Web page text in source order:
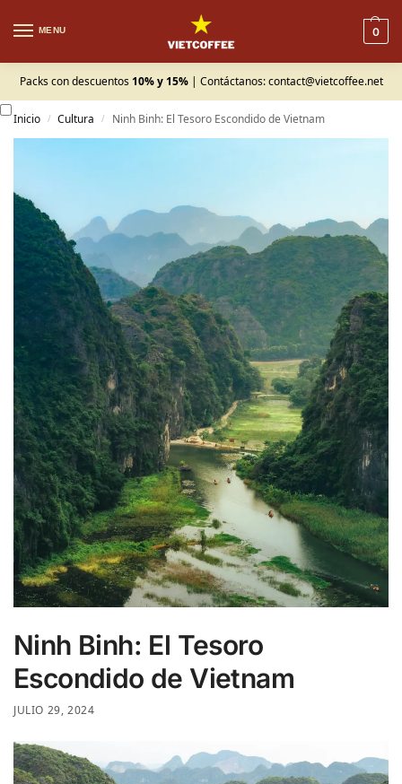
MENU 0
Packs con descuentos 10% y 15% | Contáctanos:contact@vietcoffee.net
Inicio / Cultura / Ninh Binh: El Tesoro Escondido de Vietnam
Ninh Binh: El Tesoro
Escondido de Vietnam
JULIO 29, 2024